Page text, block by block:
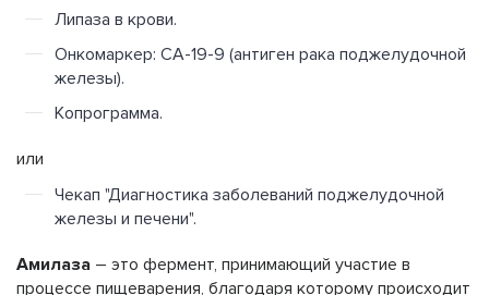
Липаза в крови.
Онкомаркер: СА-19-9 (антиген рака поджелудочной
железы).
Копрограмма.
или
Чекап "Диагностика заболеваний поджелудочной
железы и печени".
Амилаза – это фермент, принимающий участие в
процессе пищеварения, благодаря которому происходит